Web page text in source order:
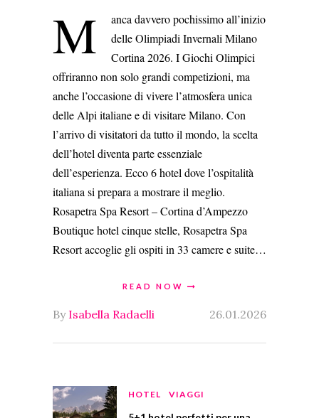
M
anca davvero pochissimo all’inizio
delle Olimpiadi Invernali Milano
Cortina 2026. I Giochi Olimpici
offriranno non solo grandi competizioni, ma
anche l’occasione di vivere l’atmosfera unica
delle Alpi italiane e di visitare Milano. Con
l’arrivo di visitatori da tutto il mondo, la scelta
dell’hotel diventa parte essenziale
dell’esperienza. Ecco 6 hotel dove l’ospitalità
italiana si prepara a mostrare il meglio.
Rosapetra Spa Resort – Cortina d’Ampezzo
Boutique hotel cinque stelle, Rosapetra Spa
Resort accoglie gli ospiti in 33 camere e suite…
READ NOW
By Isabella Radaelli 26.01.2026
HOTEL VIAGGI